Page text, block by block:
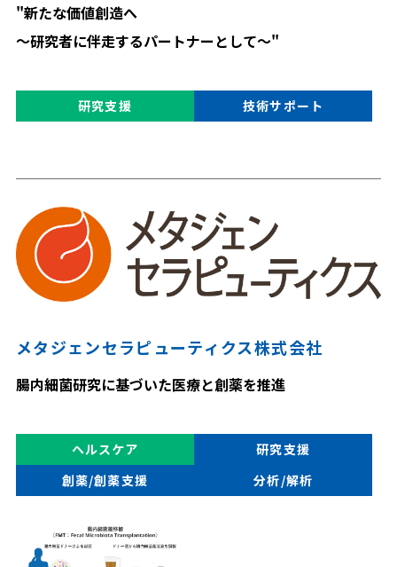
"新たな価値創造へ
～研究者に伴走するパートナーとして～"
研究支援 技術サポート
メタジェンセラピューティクス株式会社
腸内細菌研究に基づいた医療と創薬を推進
ヘルスケア
研究支援
創薬/創薬支援
分析/解析